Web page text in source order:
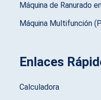
Máquina de Ranurado
Máquina Multifunción
Enlaces
Calculadora